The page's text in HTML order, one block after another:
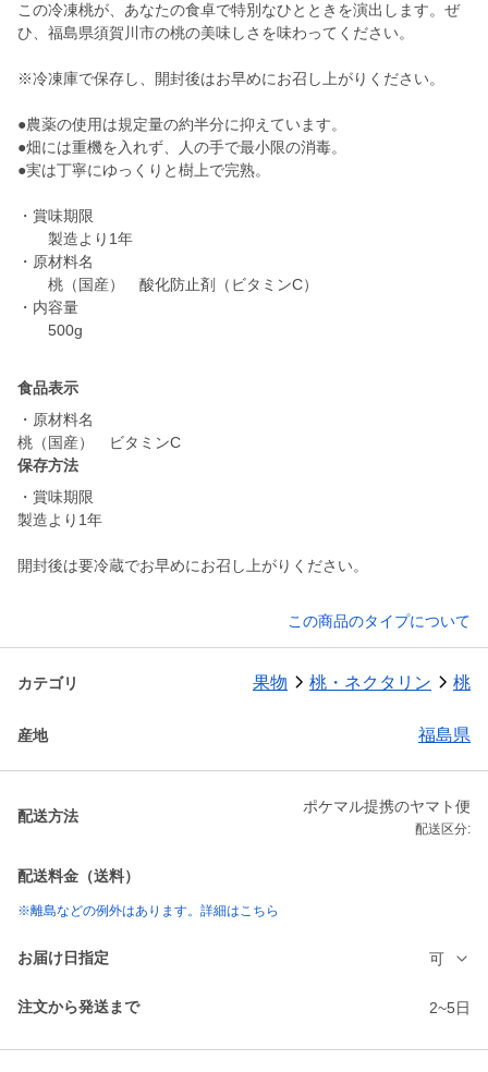
この冷凍桃が、あなたの食卓で特別なひとときを演出します。ぜ
ひ、福島県須賀川市の桃の美味しさを味わってください。
※冷凍庫で保存し、開封後はお早めにお召し上がりください。
●農薬の使用は規定量の約半分に抑えています。
●畑には重機を入れず、人の手で最小限の消毒。
●実は丁寧にゆっくりと樹上で完熟。
・賞味期限
製造より1年
・原材料名
桃（国産） 酸化防止剤（ビタミンC）
・内容量
500g
食品表示
・原材料名
桃（国産） ビタミンC
保存方法
・賞味期限
製造より1年
開封後は要冷蔵でお早めにお召し上がりください。
この商品のタイプについて
カテゴリ 果物 桃・ネクタリン 桃
産地 福島県
配送方法
ポケマル提携のヤマト便
配送区分:
配送料金（送料）
※離島などの例外はあります。詳細はこちら
お届け日指定 可
注文から発送まで 2~5日